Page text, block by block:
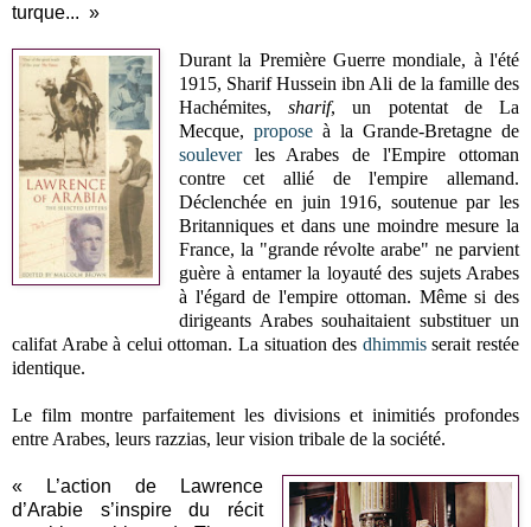
turque... »
Durant la Première Guerre mondiale, à l'été
1915, Sharif Hussein ibn Ali de la famille des
Hachémites,sharif, un potentat de La
Mecque, proposeà la Grande-Bretagne de
souleverles Arabes de l'Empire ottoman
contre cet allié de l'empire allemand.
Déclenchée en juin 1916, soutenue par les
Britanniques et dans une moindre mesure la
France, la "grande révolte arabe" ne parvient
guère à entamer la loyauté des sujets Arabes
à l'égard de l'empire ottoman. Même si des
dirigeants Arabes souhaitaient substituer un
califat Arabe à celui ottoman. La situation des dhimmisserait restée
identique.
Le film montre parfaitement les divisions et inimitiés profondes
entre Arabes, leurs razzias, leur vision tribale de la société.
« L’action de Lawrence
d’Arabie s’inspire du récit